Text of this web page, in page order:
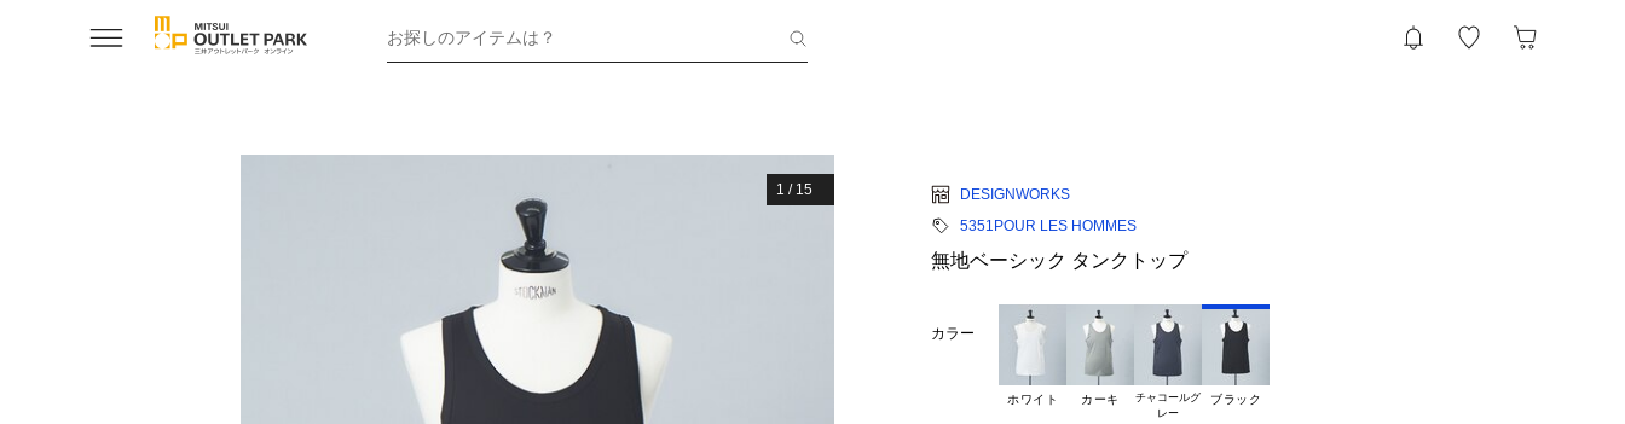
お探しのアイテムは？
1 / 15
DESIGNWORKS
5351POUR LES HOMMES
無地ベーシック タンクトップ
カラー
ホワイト カーキ
チャコールグ
ブラック